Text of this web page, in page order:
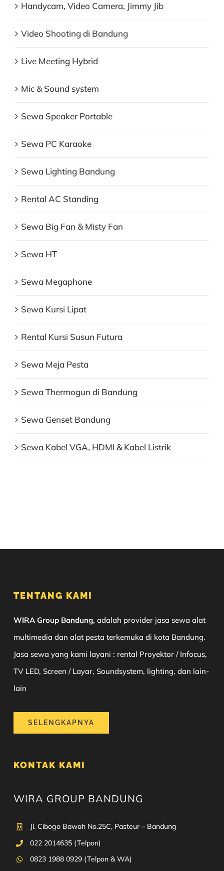
Handycam, Video Camera, Jimmy Jib
Video Shooting di Bandung
Live Meeting Hybrid
Mic & Sound system
Sewa Speaker Portable
Sewa PC Karaoke
Sewa Lighting Bandung
Rental AC Standing
Sewa Big Fan & Misty Fan
Sewa HT
Sewa Megaphone
Sewa Kursi Lipat
Rental Kursi Susun Futura
Sewa Meja Pesta
Sewa Thermogun di Bandung
Sewa Genset Bandung
Sewa Kabel VGA, HDMI & Kabel Listrik
TENTANG KAMI
WIRA Group Bandung, adalah provider jasa sewa alat
multimedia dan alat pesta terkemuka di kota Bandung.
Jasa sewa yang kami layani : rental Proyektor / Infocus,
TV LED, Screen / Layar, Soundsystem, lighting, dan lain-
lain
SELENGKAPNYA
KONTAK KAMI
WIRA GROUP BANDUNG
Jl. Cibogo Bawah No.25C, Pasteur – Bandung
022 2014635 (Telpon)
0823 1988 0929 (Telpon & WA)